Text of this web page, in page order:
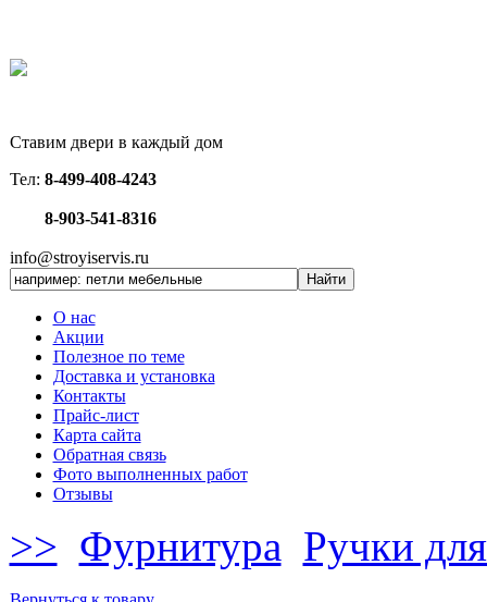
Ставим двери в каждый дом
Тел: 8-499-408-4243
8-903-541-8316
info@stroyiservis.ru
О нас
Акции
Полезное по теме
Доставка и установка
Контакты
Прайс-лист
Карта сайта
Обратная связь
Фото выполненных работ
Отзывы
>> Фурнитура Ручки